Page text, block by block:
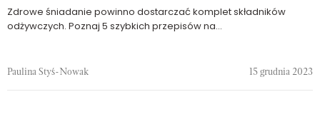
Zdrowe śniadanie powinno dostarczać komplet składników
odżywczych. Poznaj 5 szybkich przepisów na...
Paulina Styś-Nowak 15 grudnia 2023